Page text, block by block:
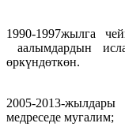
1990-1997жылга
аалымдардын
өркүндөткөн.
2005-2013-
медреседе мугалим;